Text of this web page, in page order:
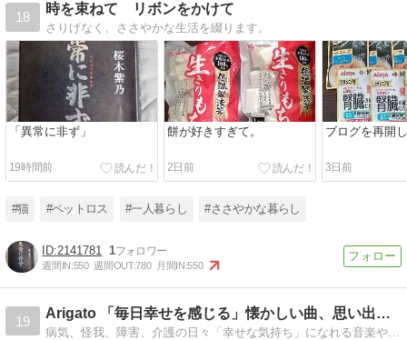
18
時を束ねて リボンをかけて
さりげなく、ささやかな生活を綴ります。
「異常に非ず」
19時間前
餅が好きすぎて。
2日前
ブログを再開
3日前
#猫 #ペットロス #一人暮らし #ささやかな暮らし
2141781 1
週間IN:550 週間OUT:780 月間IN:550
19
Arigato 「毎日幸せを感じる」懐かしい曲、思い出、終活
病気、怪我、障害、介護の日々「幸せな気持ち」になれる音楽や思い出を使ったヒントです。https://www.aiaoko.com/about